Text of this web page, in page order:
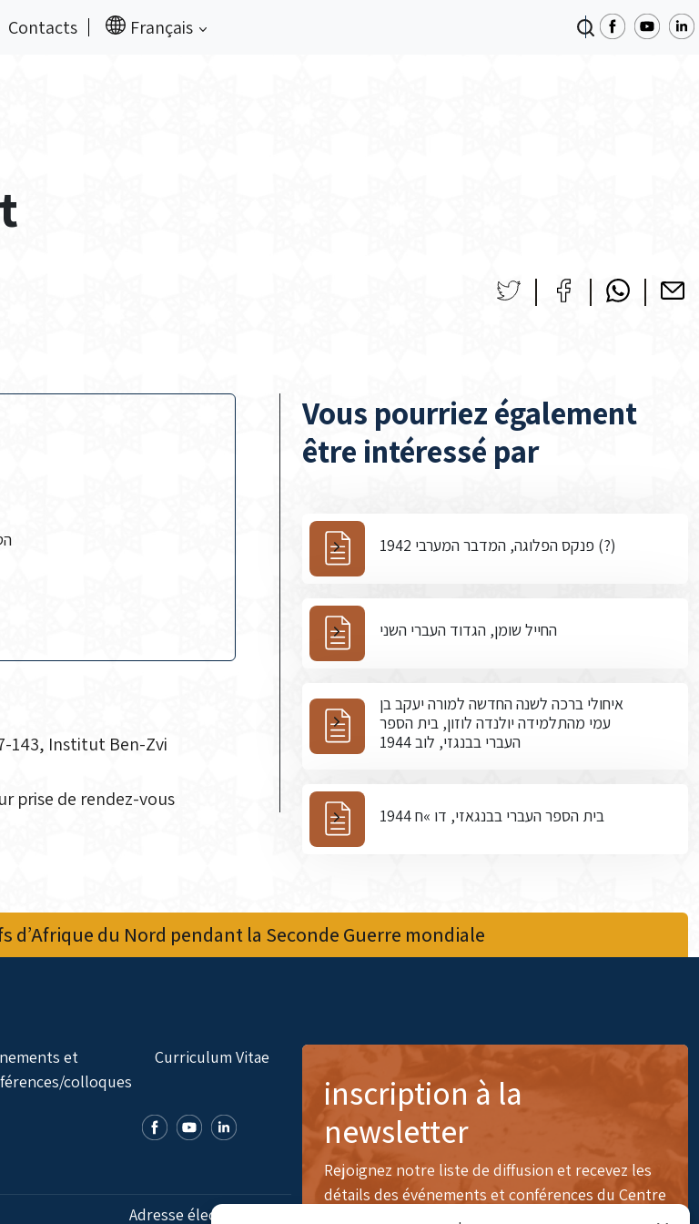
Contacts Français
143, Institut Ben-Zvi
prise de rendez-vous
Vous pourriez également
être intéressé par
פנקס הפלוגה, המדבר המערבי 1942 (?)
החייל שומן, הגדוד העברי השני
איחולי ברכה לשנה החדשה למורה יעקב בן
עמי מהתלמידה יולנדה לוזון, בית הספר
העברי בבנגזי, לוב 1944
בית הספר העברי בבנגאזי, דו »ח 1944
d’Afrique du Nord pendant la Seconde Guerre mondiale
et
colloques
Curriculum Vitae
Adresse électronique:
inscription à la
newsletter
Rejoignez notre liste de diffusion et recevez les
détails des événements et conférences du Centre